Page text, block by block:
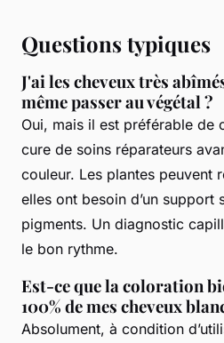
Questions typiques
J'ai les cheveux très
même passer au végétal ?
Oui, mais il est préférable de
cure de soins réparateurs
couleur. Les plantes peuvent
elles ont besoin d’un support
pigments. Un diagnostic
le bon rythme.
Est-ce que la coloration
100% de mes cheveux
Absolument, à condition